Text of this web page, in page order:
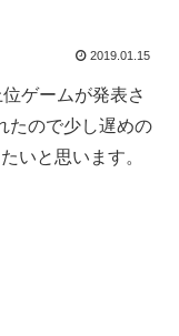
2019.01.15
ゲームが発表さ
たので少し遅めの
いと思います。